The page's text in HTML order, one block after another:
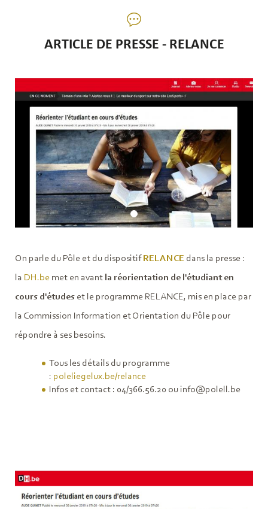
ARTICLE DE PRESSE - RELANCE
On parle du Pôle et du dispositifRELANCE dans la presse :
la DH.be met en avant la réorientation de l'étudiant en
cours d'études et le programme RELANCE, mis en place par
la Commission Information et Orientation du Pôle pour
répondre à ses besoins.
Tous les détails du programme
: poleliegelux.be/relance
Infos et contact : 04/366.56.20 ou info@polell.be